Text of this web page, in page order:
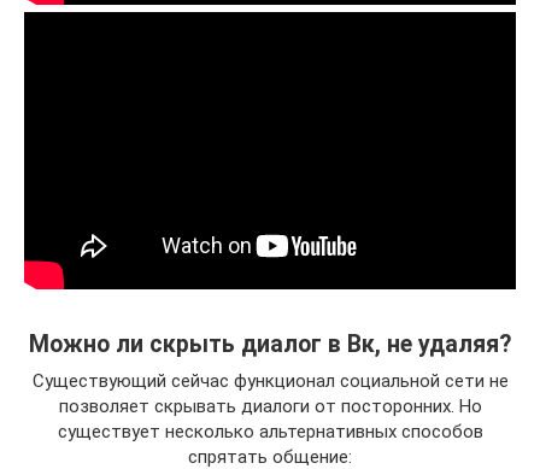
Можно ли скрыть диалог в Вк, не удаляя?
Существующий сейчас функционал социальной сети не
позволяет скрывать диалоги от посторонних. Но
существует несколько альтернативных способов
спрятать общение: